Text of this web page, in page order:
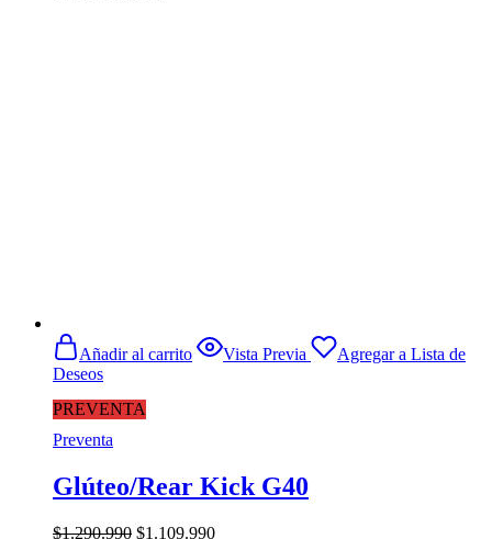
PREVENTA
Añadir al carrito Vista Previa
Agregar a Lista de
Deseos
Preventa
Glúteo/Rear Kick G40
$1.290.990 El
$1.109.990El